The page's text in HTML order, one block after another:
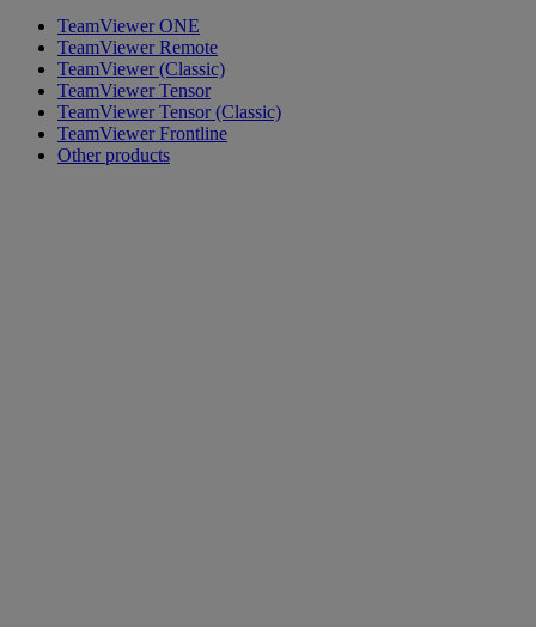
TeamViewer ONE
TeamViewer Remote
TeamViewer (Classic)
TeamViewer Tensor
TeamViewer Tensor (Classic)
TeamViewer Frontline
Other products